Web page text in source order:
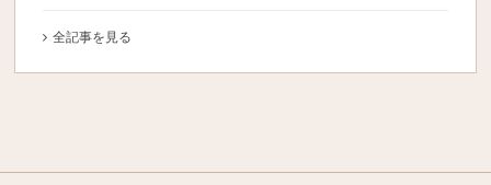
全記事を見る